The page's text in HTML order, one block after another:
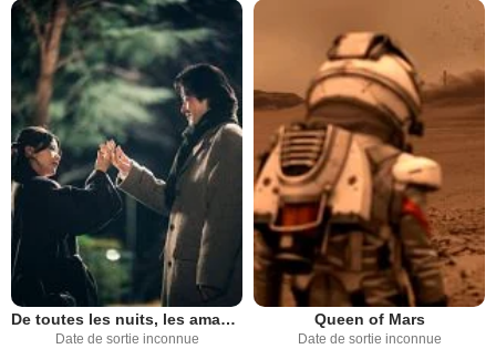
De toutes les nuits, les amants
Date de sortie inconnue
Queen of Mars
Date de sortie inconnue